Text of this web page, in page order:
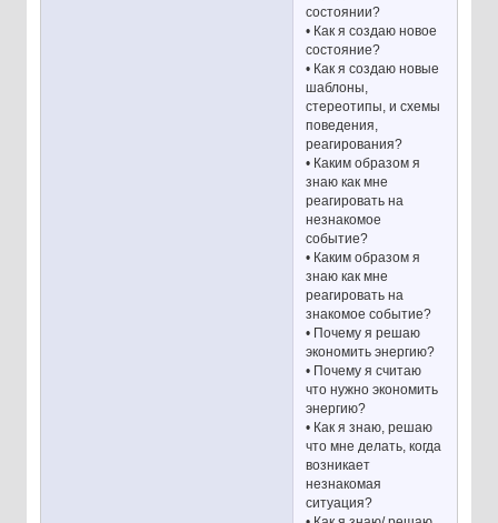
состоянии?
• Как я создаю новое
состояние?
• Как я создаю новые
шаблоны,
стереотипы, и схемы
поведения,
реагирования?
• Каким образом я
знаю как мне
реагировать на
незнакомое
событие?
• Каким образом я
знаю как мне
реагировать на
знакомое событие?
• Почему я решаю
экономить энергию?
• Почему я считаю
что нужно экономить
энергию?
• Как я знаю, решаю
что мне делать, когда
возникает
незнакомая
ситуация?